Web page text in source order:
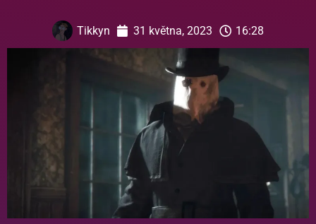
Tikkyn 31 května, 2023 16:28